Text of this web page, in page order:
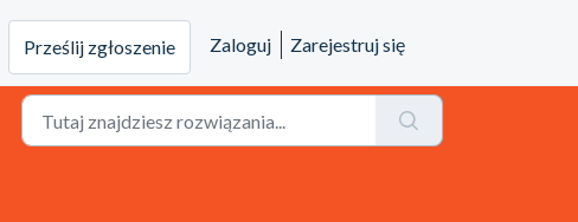
Prześlij zgłoszenie Zaloguj Zarejestruj się